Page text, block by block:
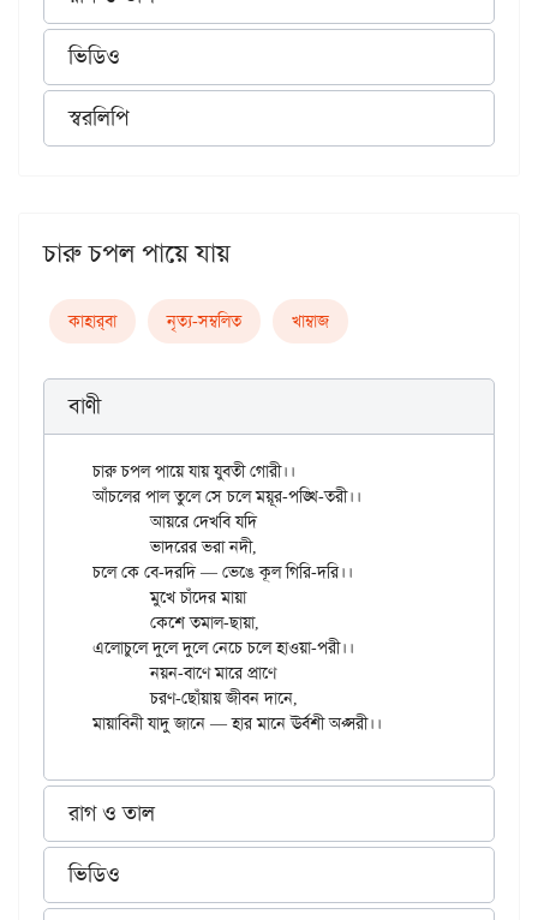
ভিডিও
স্বরলিপি
চারু চপল পায়ে যায়
কাহার্‌বা নৃত্য-সম্বলিত খাম্বাজ
বাণী
চারু চপল পায়ে যায় যুবতী গোরী।।
আঁচলের পাল তুলে সে চলে ময়ূর-পঙ্খি-তরী।।
	আয়রে দেখবি যদি
	ভাদরের ভরা নদী,
চলে কে বে-দরদি — ভেঙে কূল গিরি-দরি।।
	মুখে চাঁদের মায়া
এলোচুলে দুলে দুলে নেচে চলে হাওয়া-পরী।।
	নয়ন-বাণে মারে প্রাণে
	চরণ-ছোঁয়ায় জীবন দানে,
রাগ ও তাল
ভিডিও